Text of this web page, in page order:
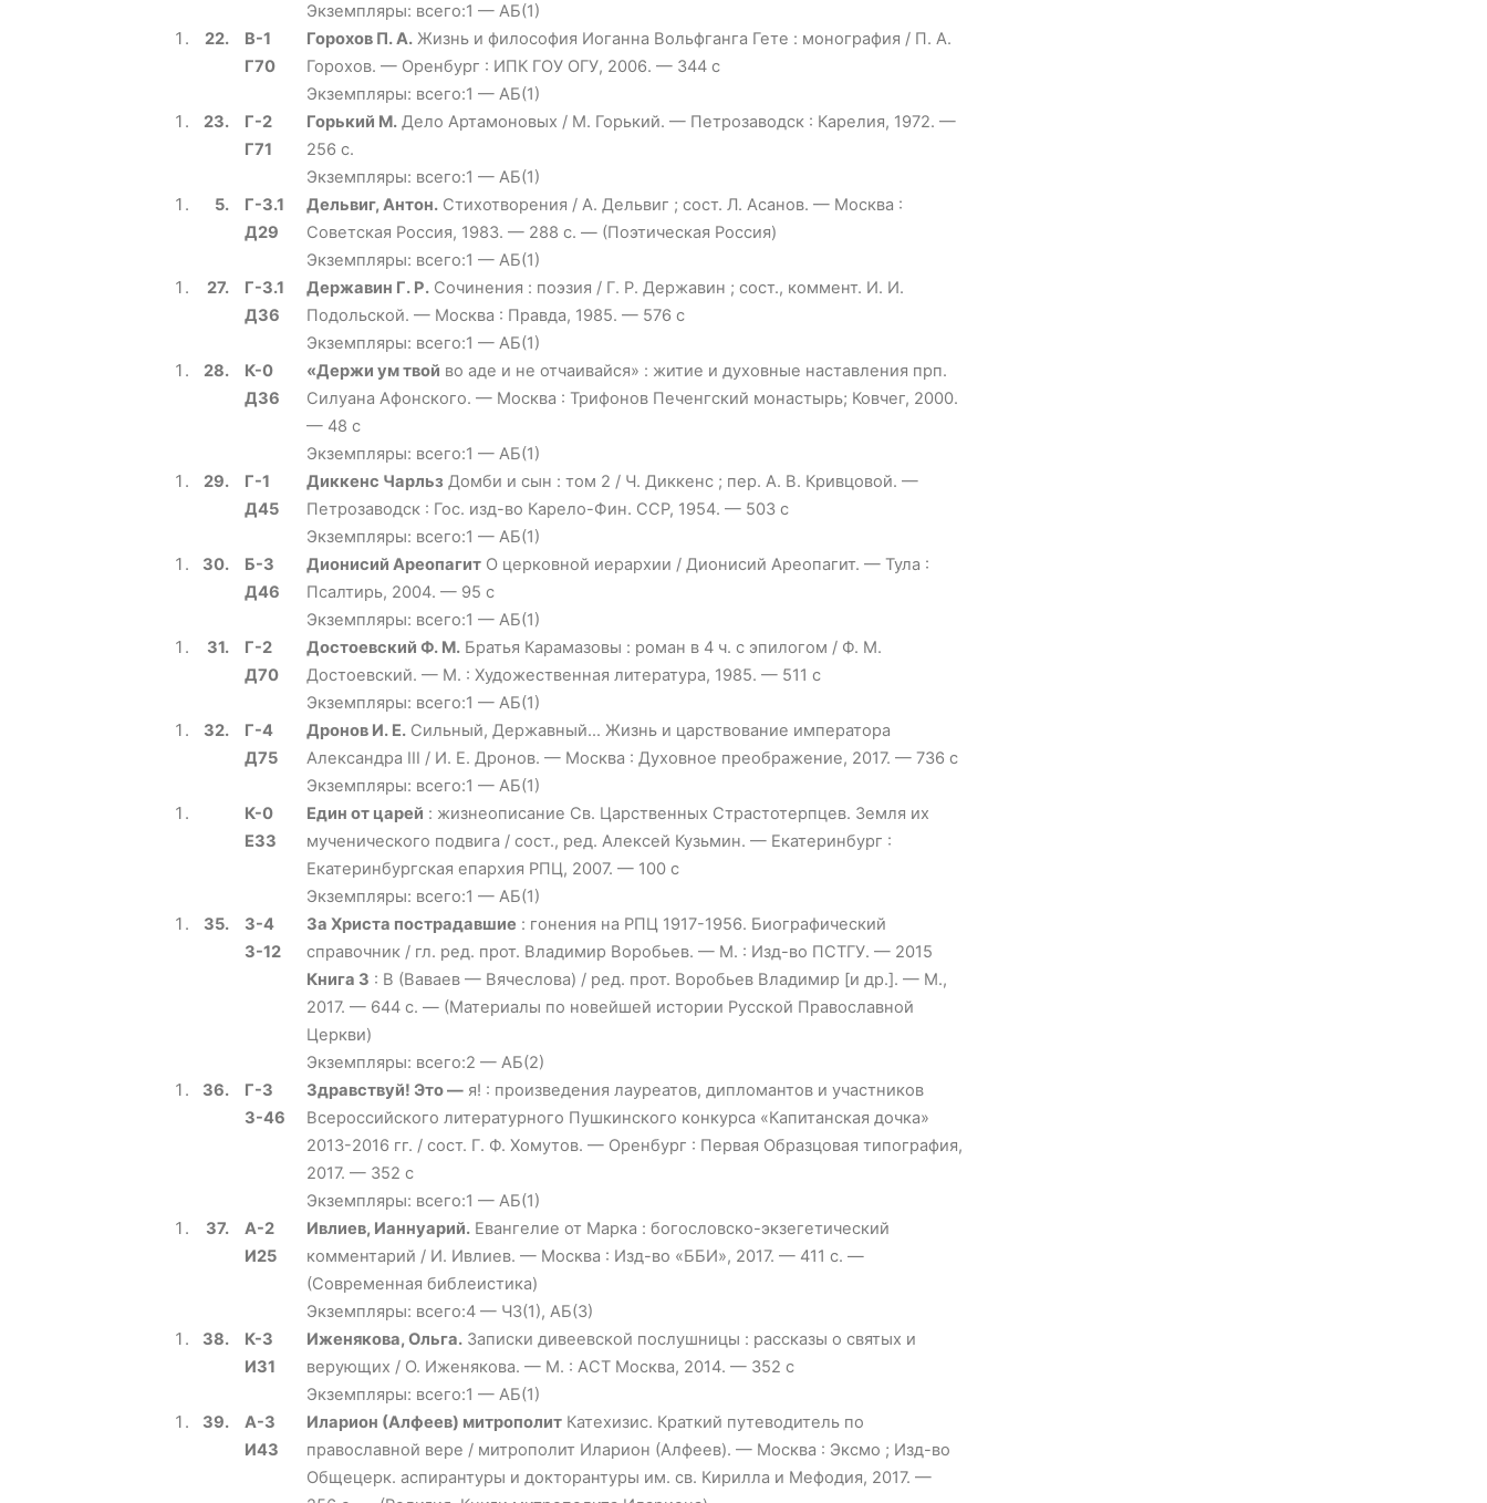
Экземпляры: всего:1 — АБ(1)
22.
В-1
Г70
Горохов П. А. Жизнь и философия Иоганна Вольфганга Гете : монография / П. А.
Горохов. — Оренбург : ИПК ГОУ ОГУ, 2006. — 344 с
Экземпляры: всего:1 — АБ(1)
23.
Г-2
Г71
Горький М. Дело Артамоновых / М. Горький. — Петрозаводск : Карелия, 1972. —
256 с.
Экземпляры: всего:1 — АБ(1)
5.
Г-3.1
Д29
Дельвиг, Антон. Стихотворения / А. Дельвиг ; сост. Л. Асанов. — Москва :
Советская Россия, 1983. — 288 с. — (Поэтическая Россия)
Экземпляры: всего:1 — АБ(1)
27.
Г-3.1
Д36
Державин Г. Р. Сочинения : поэзия / Г. Р. Державин ; сост., коммент. И. И.
Подольской. — Москва : Правда, 1985. — 576 с
Экземпляры: всего:1 — АБ(1)
28.
К-0
Д36
«Держи ум твой во аде и не отчаивайся» : житие и духовные наставления прп.
Силуана Афонского. — Москва : Трифонов Печенгский монастырь; Ковчег, 2000.
— 48 с
Экземпляры: всего:1 — АБ(1)
29.
Г-1
Д45
Диккенс Чарльз Домби и сын : том 2 / Ч. Диккенс ; пер. А. В. Кривцовой. —
Петрозаводск : Гос. изд-во Карело-Фин. ССР, 1954. — 503 с
Экземпляры: всего:1 — АБ(1)
30.
Б-3
Д46
Дионисий Ареопагит О церковной иерархии / Дионисий Ареопагит. — Тула :
Псалтирь, 2004. — 95 с
Экземпляры: всего:1 — АБ(1)
31.
Г-2
Д70
Достоевский Ф. М. Братья Карамазовы : роман в 4 ч. с эпилогом / Ф. М.
Достоевский. — М. : Художественная литература, 1985. — 511 с
Экземпляры: всего:1 — АБ(1)
32.
Г-4
Д75
Дронов И. Е. Сильный, Державный… Жизнь и царствование императора
Александра III / И. Е. Дронов. — Москва : Духовное преображение, 2017. — 736 с
Экземпляры: всего:1 — АБ(1)
К-0
Е33
Един от царей : жизнеописание Св. Царственных Страстотерпцев. Земля их
мученического подвига / сост., ред. Алексей Кузьмин. — Екатеринбург :
Екатеринбургская епархия РПЦ, 2007. — 100 с
Экземпляры: всего:1 — АБ(1)
35.
З-4
З-12
За Христа пострадавшие : гонения на РПЦ 1917-1956. Биографический
справочник / гл. ред. прот. Владимир Воробьев. — М. : Изд-во ПСТГУ. — 2015
Книга 3 : В (Ваваев — Вячеслова) / ред. прот. Воробьев Владимир [и др.]. — М.,
2017. — 644 с. — (Материалы по новейшей истории Русской Православной
Церкви)
Экземпляры: всего:2 — АБ(2)
36.
Г-3
З-46
Здравствуй! Это — я! : произведения лауреатов, дипломантов и участников
Всероссийского литературного Пушкинского конкурса «Капитанская дочка»
2013-2016 гг. / сост. Г. Ф. Хомутов. — Оренбург : Первая Образцовая типография,
2017. — 352 с
Экземпляры: всего:1 — АБ(1)
37.
А-2
И25
Ивлиев, Ианнуарий. Евангелие от Марка : богословско-экзегетический
комментарий / И. Ивлиев. — Москва : Изд-во «ББИ», 2017. — 411 с. —
(Современная библеистика)
Экземпляры: всего:4 — ЧЗ(1), АБ(3)
38.
К-3
И31
Иженякова, Ольга. Записки дивеевской послушницы : рассказы о святых и
верующих / О. Иженякова. — М. : АСТ Москва, 2014. — 352 с
Экземпляры: всего:1 — АБ(1)
39.
А-3
И43
Иларион (Алфеев) митрополит Катехизис. Краткий путеводитель по
православной вере / митрополит Иларион (Алфеев). — Москва : Эксмо ; Изд-во
Общецерк. аспирантуры и докторантуры им. св. Кирилла и Мефодия, 2017. —